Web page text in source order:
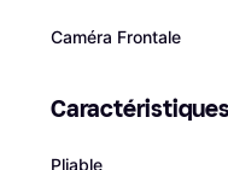
Caméra Frontale
Pliable